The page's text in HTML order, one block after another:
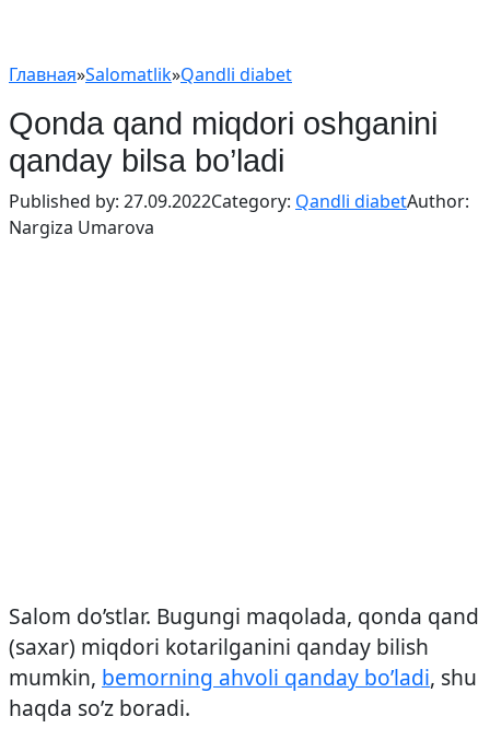
Главная»Salomatlik»Qandli diabet
Qonda qand miqdori oshganini
qanday bilsa bo’ladi
Published by: 27.09.2022Category: Qandli diabetAuthor:
Nargiza Umarova
Salom do’stlar. Bugungi maqolada, qonda qand
(saxar) miqdori kotarilganini qanday bilish
mumkin, bemorning ahvoli qanday bo’ladi, shu
haqda so’z boradi.